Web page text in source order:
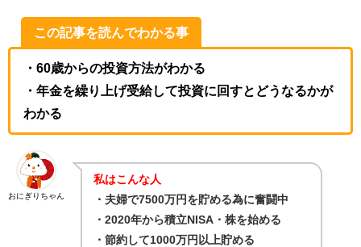
この記事を読んでわかる事
・60歳からの投資方法がわかる
・年金を繰り上げ受給して投資に回すとどうなるかが
わかる
おにぎりちゃん
私はこんな人
・夫婦で7500万円を貯める為に奮闘中
・2020年から積立NISA・株を始める
・節約して1000万円以上貯める